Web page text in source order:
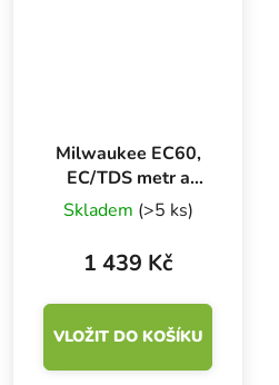
Milwaukee EC60,
EC/TDS metr a
teploměr
Skladem (>5 ks)
1 439 Kč
VLOŽIT DO KOŠÍKU